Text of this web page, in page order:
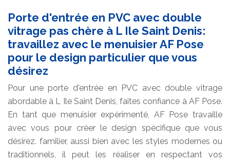
Porte d'entrée en PVC avec double
vitrage pas chère à L Ile Saint Denis:
travaillez avec le menuisier AF Pose
pour le design particulier que vous
désirez
Pour une porte d'entrée en PVC avec double vitrage
abordable à L Ile Saint Denis, faites confiance à AF Pose.
En tant que menuisier expérimenté, AF Pose travaille
avec vous pour créer le design spécifique que vous
désirez. familier, aussi bien avec les styles modernes ou
traditionnels, il peut les réaliser en respectant vos